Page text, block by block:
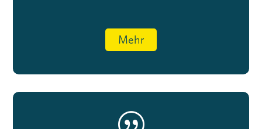
Mehr